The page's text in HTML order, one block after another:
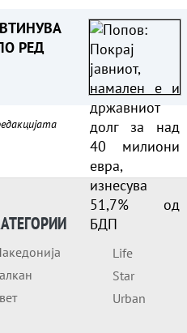
РЕД
Life
Star
Urban